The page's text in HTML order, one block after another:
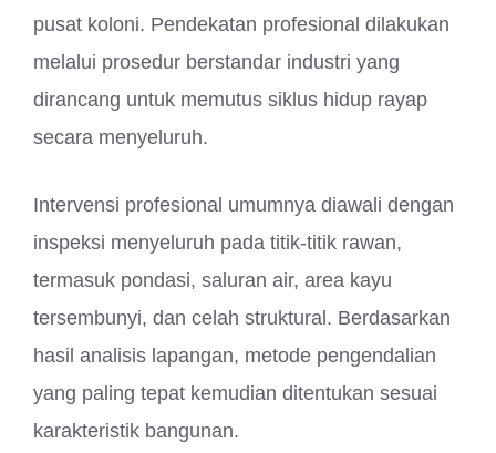
pusat koloni. Pendekatan profesional dilakukan
melalui prosedur berstandar industri yang
dirancang untuk memutus siklus hidup rayap
secara menyeluruh.
Intervensi profesional umumnya diawali dengan
inspeksi menyeluruh pada titik-titik rawan,
termasuk pondasi, saluran air, area kayu
tersembunyi, dan celah struktural. Berdasarkan
hasil analisis lapangan, metode pengendalian
yang paling tepat kemudian ditentukan sesuai
karakteristik bangunan.